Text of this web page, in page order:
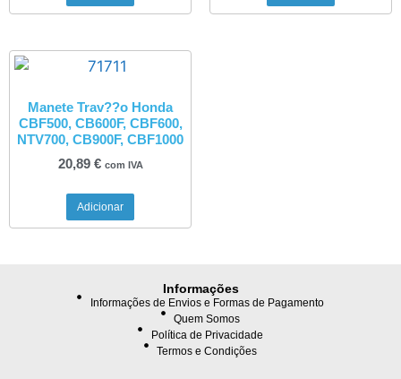
Manete Trav??o Honda
CBF500, CB600F, CBF600,
NTV700, CB900F, CBF1000
20,89 € com IVA
Adicionar
Informações
Informações de Envios e Formas de Pagamento
Quem Somos
Política de Privacidade
Termos e Condições